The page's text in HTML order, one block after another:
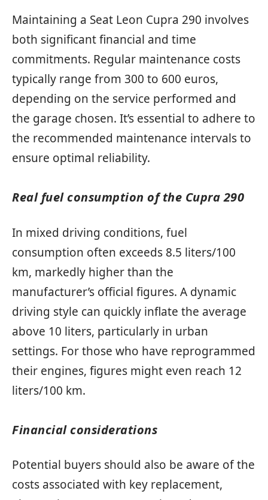
Maintaining a Seat Leon Cupra 290 involves
both significant financial and time
commitments. Regular maintenance costs
typically range from 300 to 600 euros,
depending on the service performed and
the garage chosen. It’s essential to adhere to
the recommended maintenance intervals to
ensure optimal reliability.
Real fuel consumption of the Cupra 290
In mixed driving conditions, fuel
consumption often exceeds 8.5 liters/100
km, markedly higher than the
manufacturer’s official figures. A dynamic
driving style can quickly inflate the average
above 10 liters, particularly in urban
settings. For those who have reprogrammed
their engines, figures might even reach 12
liters/100 km.
Financial considerations
Potential buyers should also be aware of the
costs associated with key replacement,